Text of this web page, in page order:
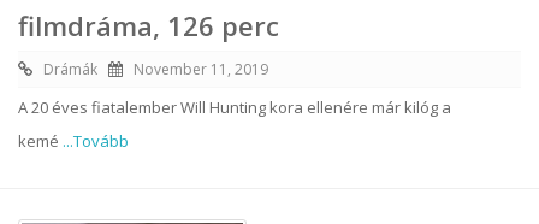
filmdráma, 126 perc
Drámák November 11, 2019
A 20 éves fiatalember Will Hunting kora ellenére már kilóg a
kemé ...Tovább